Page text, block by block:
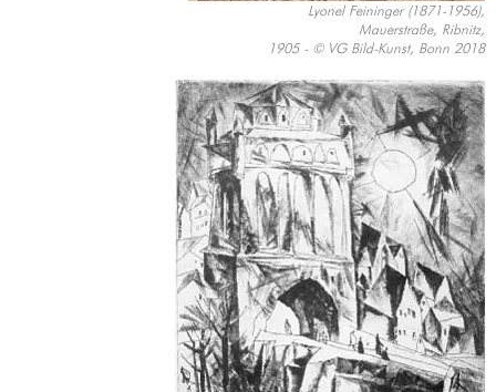
Lyonel Feininger (1871-1956),
Mauerstraße, Ribnitz,
1905 - © VG Bild-Kunst, Bonn 2018